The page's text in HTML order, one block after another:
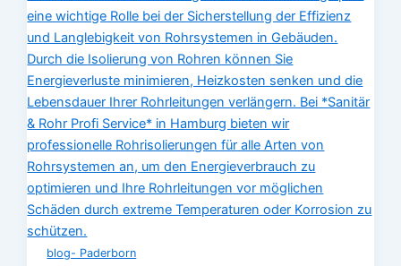
blog- Paderborn